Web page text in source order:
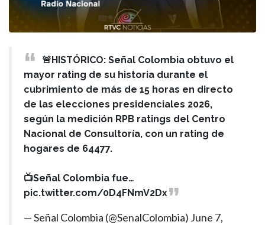
🚨HISTÓRICO: Señal Colombia obtuvo el
mayor rating de su historia durante el
cubrimiento de más de 15 horas en directo
de las elecciones presidenciales 2026,
según la medición RPB ratings del Centro
Nacional de Consultoría, con un rating de
hogares de 64477.
📺Señal Colombia fue…
pic.twitter.com/0D4FNmV2Dx
— Señal Colombia (@SenalColombia) June 7,